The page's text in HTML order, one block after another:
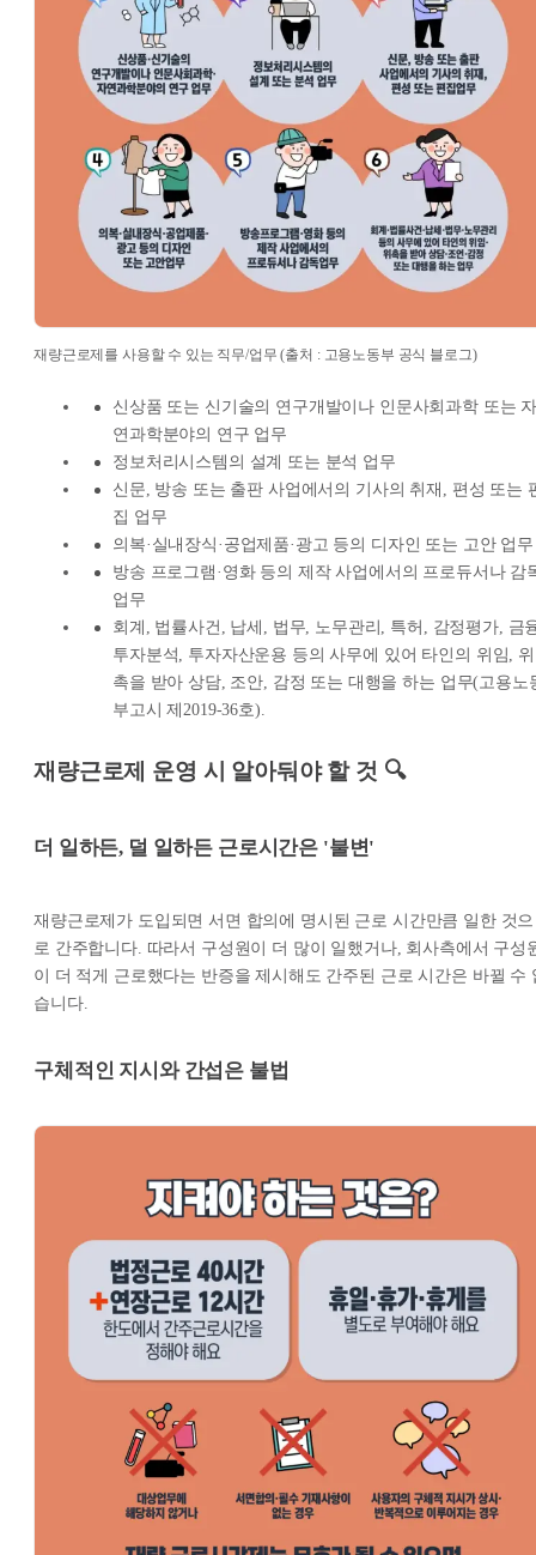
재량근로제를 사용할 수 있는 직무/업무 (출처 : 고용노동부 공식 블로그)
신상품 또는 신기술의 연구개발이나 인문사회과학 또는
연과학분야의 연구 업무
정보처리시스템의 설계 또는 분석 업무
신문, 방송 또는 출판 사업에서의 기사의 취재, 편성 또는
집 업무
의복·실내장식·공업제품·광고 등의 디자인 또는 고안 업무
방송 프로그램·영화 등의 제작 사업에서의 프로듀서나 감
업무
회계, 법률사건, 납세, 법무, 노무관리, 특허, 감정평가, 금
투자분석, 투자자산운용 등의 사무에 있어 타인의 위임, 위
촉을 받아 상담, 조안, 감정 또는 대행을 하는 업무(고용노
부고시 제2019-36호).
재량근로제 운영 시 알아둬야 할 것 🔍
더 일하든, 덜 일하든 근로시간은 '불변'
재량근로제가 도입되면 서면 합의에 명시된 근로 시간만큼 일한 것으
로 간주합니다. 따라서 구성원이 더 많이 일했거나, 회사측에서 구성
이 더 적게 근로했다는 반증을 제시해도 간주된 근로 시간은 바뀔 수
습니다.
구체적인 지시와 간섭은 불법